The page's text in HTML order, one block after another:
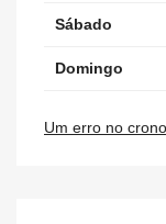
Sábado
Domingo
Um erro no